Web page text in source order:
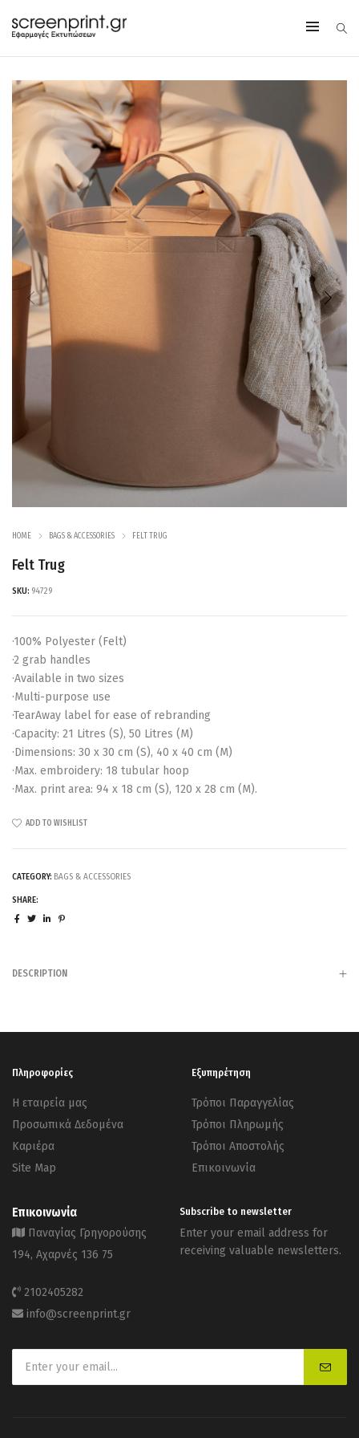
HOME BAGS & ACCESSORIES FELT TRUG
Felt Trug
SKU: 94729
·100% Polyester (Felt)
·2 grab handles
·Available in two sizes
·Multi-purpose use
·TearAway label for ease of rebranding
·Capacity: 21 Litres (S), 50 Litres (M)
·Dimensions: 30 x 30 cm (S), 40 x 40 cm (M)
·Max. embroidery: 18 tubular hoop
·Max. print area: 94 x 18 cm (S), 120 x 28 cm (M).
ADD TO WISHLIST
CATEGORY: BAGS & ACCESSORIES
SHARE:
DESCRIPTION
Πληροφορίες
Η εταιρεία μας
Προσωπικά Δεδομένα
Καριέρα
Site Map
Εξυπηρέτηση
Τρόποι Παραγγελίας
Τρόποι Πληρωμής
Τρόποι Αποστολής
Επικοινωνία
Επικοινωνία
Παναγίας Γρηγορούσης
194, Αχαρνές 136 75
2102405282
info@screenprint.gr
Subscribe to newsletter
Enter your email address for
receiving valuable newsletters.